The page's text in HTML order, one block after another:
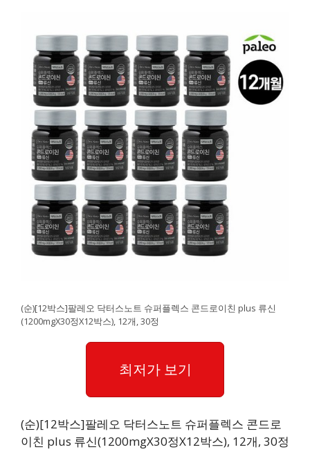
(순)[12박스]팔레오 닥터스노트 슈퍼플렉스 콘드로이친 plus 류신
(1200mgX30정X12박스), 12개, 30정
최저가 보기
(순)[12박스]팔레오 닥터스노트 슈퍼플렉스 콘드로
이친 plus 류신(1200mgX30정X12박스), 12개, 30정